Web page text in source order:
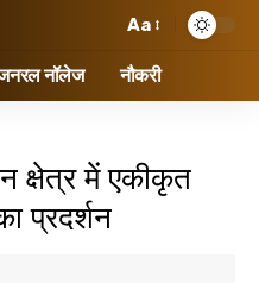
Aa
नॉलेज नौकरी
क्षेत्र में एकीकृत
प्रदर्शन